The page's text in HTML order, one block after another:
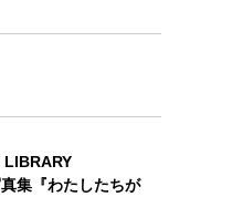
LIBRARY
集『わたしたちが